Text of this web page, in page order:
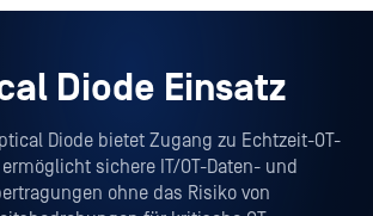
Diode Einsatz
Diode bietet Zugang zu Echtzeit-OT-
sichere IT/OT-Daten- und
ohne das Risiko von